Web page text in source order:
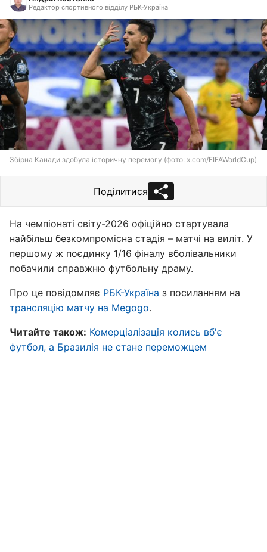
Редактор спортивного відділу РБК-Україна
Збірна Канади здобула історичну перемогу (фото: x.com/FIFAWorldCup)
Поділитися
На чемпіонаті світу-2026 офіційно стартувала
найбільш безкомпромісна стадія – матчі на виліт. У
першому ж поєдинку 1/16 фіналу вболівальники
побачили справжню футбольну драму.
Про це повідомляє РБК-Україна з посиланням на
трансляцію матчу на Megogo.
Читайте також: Комерціалізація колись вб'є
футбол, а Бразилія не стане переможцем